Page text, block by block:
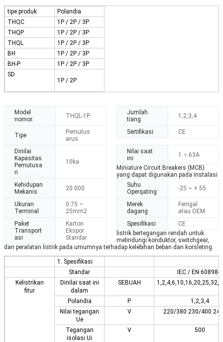
tipe produk
Polandia
THQC
1P / 2P / 3P
THQP
1P / 2P / 3P
THQL
1P / 2P / 3P
BH
1P / 2P / 3P
BH-P
1P / 2P / 3P
SD
1P / 2P
Model
nomor.
THQL-1P
Jumlah
tiang
1,2,3,4
Tipe
Pemutus
arus
Sertifikasi CE
Dinilai
Kapasitas
Pemutusa
n
10ka
Nilai saat
ini
1 ~ 63A
Kehidupan
Mekanis
20.000
Suhu
Operqating
-25 ~ + 55
Ukuran
Terminal
0.75 ~
25mm2
Merek
dagang
Fenigal
atau OEM
Paket
Transport
asi
Karton
Ekspor
Standar
Spesifikasi CE
Miniature Circuit Breakers (MCB)
yang dapat digunakan pada instalasi
listrik bertegangan rendah untuk
melindungi konduktor, switchgear,
dan peralatan listrik pada umumnya terhadap kelebihan beban dan korsleting.
1. Spesifikasi
Standar
IEC / EN 60898-1
Kelistrikan
fitur
Dinilai saat ini
dalam
SEBUAH
Polandia P
1,2,3,4
Nilai tegangan
Ue
V 220/380 230/400
Tegangan
isolasi Ui
V 500